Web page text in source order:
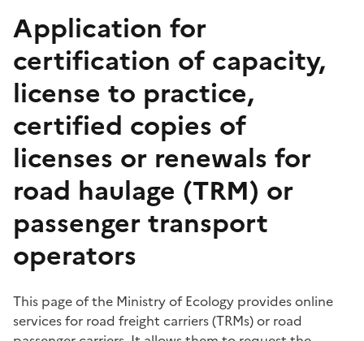
Application for
certification of capacity,
license to practice,
certified copies of
licenses or renewals for
road haulage (TRM) or
passenger transport
operators
This page of the Ministry of Ecology provides online
services for road freight carriers (TRMs) or road